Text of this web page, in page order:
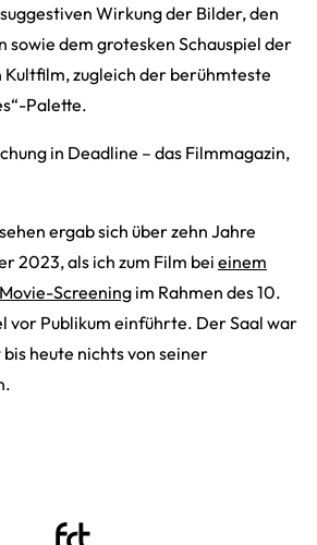
Wirkung der Bilder, den
sowie dem grotesken Schauspiel der
Kultfilm, zugleich der berühmteste
Palette.
in Deadline – das Filmmagazin,
ergab sich über zehn Jahre
2023, als ich zum Film beieinem
Screening im Rahmen des 10.
vor Publikum einführte. Der Saal war
heute nichts von seiner